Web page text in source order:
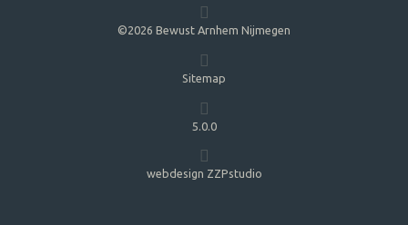
©2026 Bewust Arnhem Nijmegen
Sitemap
5.0.0
webdesign ZZPstudio